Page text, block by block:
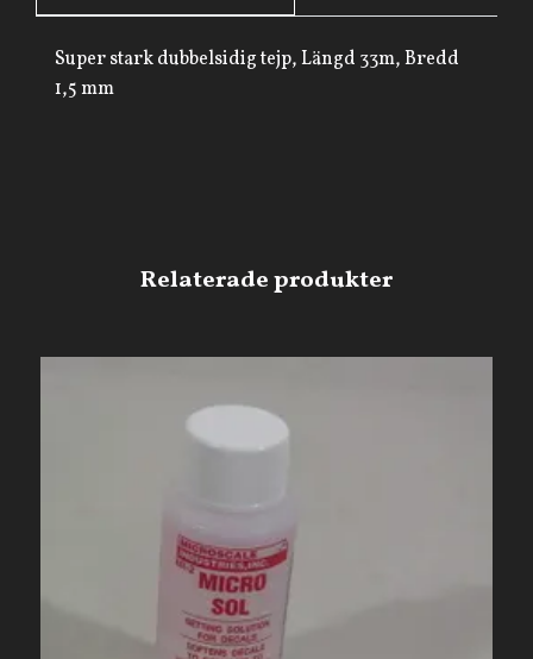
Super stark dubbelsidig tejp, Längd 33m, Bredd
1,5 mm